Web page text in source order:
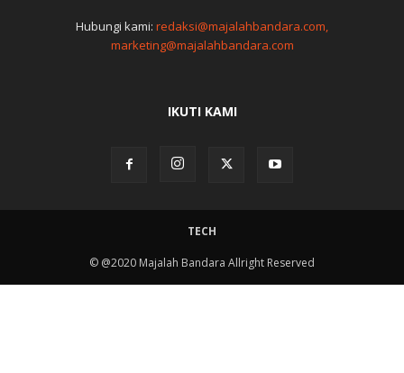
Hubungi kami: redaksi@majalahbandara.com,
marketing@majalahbandara.com
IKUTI KAMI
TECH
© @2020 Majalah Bandara Allright Reserved